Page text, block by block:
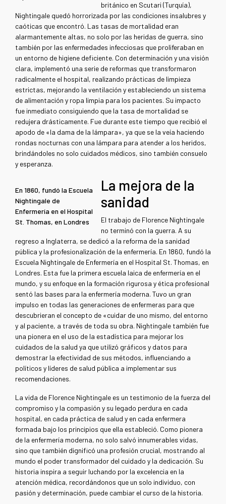
británico en Scutari (Turquía),
Nightingale quedó horrorizada por las condiciones insalubres y
caóticas que encontró. Las tasas de mortalidad eran
alarmantemente altas, no solo por las heridas de guerra, sino
también por las enfermedades infecciosas que proliferaban en
un entorno de higiene deficiente. Con determinación y una visión
clara, implementó una serie de reformas que transformaron
radicalmente el hospital, realizando prácticas de limpieza
estrictas, mejorando la ventilación y estableciendo un sistema
de alimentación y ropa limpia para los pacientes. Su impacto
fue inmediato consiguiendo que la tasa de mortalidad se
redujera drásticamente. Fue durante este tiempo que recibió el
apodo de «la dama de la lámpara», ya que se la veía haciendo
rondas nocturnas con una lámpara para atender a los heridos,
brindándoles no solo cuidados médicos, sino también consuelo
y esperanza.
En 1860, fundó la Escuela
Nightingale de
Enfermería en el Hospital
St. Thomas, en Londres
La mejora de la
sanidad
El trabajo de Florence Nightingale
no terminó con la guerra. A su
regreso a Inglaterra, se dedicó a la reforma de la sanidad
pública y la profesionalización de la enfermería. En 1860, fundó la
Escuela Nightingale de Enfermería en el Hospital St. Thomas, en
Londres. Esta fue la primera escuela laica de enfermería en el
mundo, y su enfoque en la formación rigurosa y ética profesional
sentó las bases para la enfermería moderna. Tuvo un gran
impulso en todas las generaciones de enfermeras para que
descubrieran el concepto de «cuidar de uno mismo, del entorno
y al paciente, a través de toda su obra. Nightingale también fue
una pionera en el uso de la estadística para mejorar los
cuidados de la salud ya que utilizó gráficos y datos para
demostrar la efectividad de sus métodos, influenciando a
políticos y líderes de salud pública a implementar sus
recomendaciones.
La vida de Florence Nightingale es un testimonio de la fuerza del
compromiso y la compasión y su legado perdura en cada
hospital, en cada práctica de salud y en cada enfermera
formada bajo los principios que ella estableció. Como pionera
de la enfermería moderna, no solo salvó innumerables vidas,
sino que también dignificó una profesión crucial, mostrando al
mundo el poder transformador del cuidado y la dedicación. Su
historia inspira a seguir luchando por la excelencia en la
atención médica, recordándonos que un solo individuo, con
pasión y determinación, puede cambiar el curso de la historia.